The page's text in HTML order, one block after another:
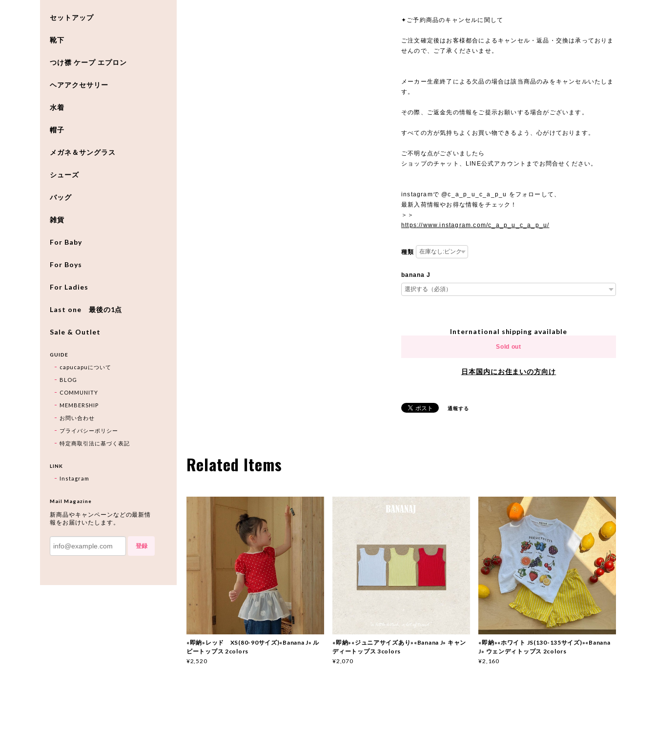
✦ご予約商品のキャンセルに関して
ご注文確定後はお客様都合によるキャンセル・返品・交換は承っておりま
せんので、ご了承くださいませ。
メーカー生産終了による欠品の場合は該当商品のみをキャンセルいたしま
す。
その際、ご返金先の情報をご提示お願いする場合がございます。
すべての方が気持ちよくお買い物できるよう、心がけております。
ご不明な点がございましたら
ショップのチャット、LINE公式アカウントまでお問合せください。
instagramで @c_a_p_u_c_a_p_u をフォローして、
最新入荷情報やお得な情報をチェック！
＞＞
https://www.instagram.com/c_a_p_u_c_a_p_u/
種類
banana J
International shipping available
Sold out
日本国内にお住まいの方向け
通報する
Related Items
«即納»レッド XS(80-90サイズ)«Banana J» ル
ビートップス 2colors
¥2,520
«即納»«ジュニアサイズあり»«Banana J» キャン
ディートップス 3colors
¥2,070
«即納»«ホワイト JS(130-135サイズ)»«Banana
J» ウェンディトップス 2colors
¥2,160
セットアップ
靴下
つけ襟 ケープ エプロン
ヘアアクセサリー
水着
帽子
メガネ＆サングラス
シューズ
バッグ
雑貨
For Baby
For Boys
For Ladies
Last one 最後の1点
Sale & Outlet
GUIDE
capucapuについて
BLOG
COMMUNITY
MEMBERSHIP
お問い合わせ
プライバシーポリシー
特定商取引法に基づく表記
LINK
Instagram
Mail Magazine
新商品やキャンペーンなどの最新情
報をお届けいたします。
登録